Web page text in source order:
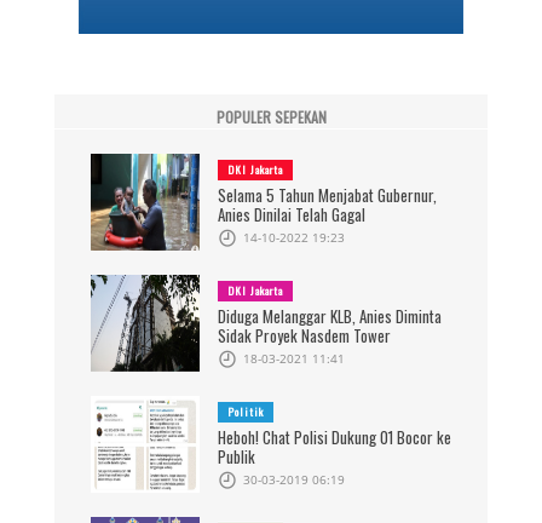
POPULER SEPEKAN
DKI Jakarta
Selama 5 Tahun Menjabat Gubernur,
Anies Dinilai Telah Gagal
14-10-2022 19:23
DKI Jakarta
Diduga Melanggar KLB, Anies Diminta
Sidak Proyek Nasdem Tower
18-03-2021 11:41
Politik
Heboh! Chat Polisi Dukung 01 Bocor ke
Publik
30-03-2019 06:19